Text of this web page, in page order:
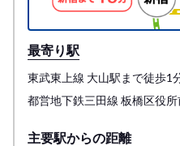
最寄り駅
東武東上線 大山駅まで徒歩1
都営地下鉄三田線 板橋区役
主要駅からの距離